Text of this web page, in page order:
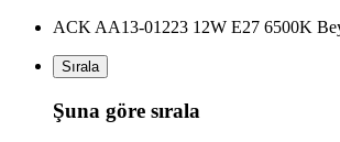
ACK AA13-01223 12W E27 6500K
Sırala
Şuna göre sırala